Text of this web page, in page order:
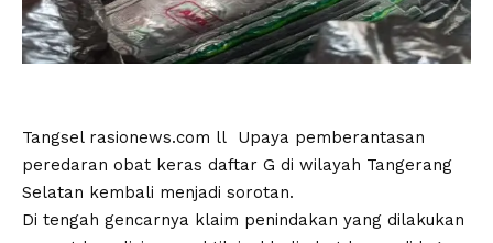
Tangsel rasionews.com ll Upaya pemberantasan
peredaran obat keras daftar G di wilayah Tangerang
Selatan kembali menjadi sorotan.
Di tengah gencarnya klaim penindakan yang dilakukan